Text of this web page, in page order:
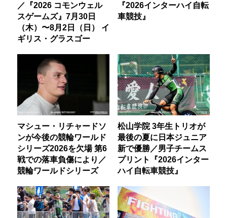
／『2026 コモンウェル
スゲームズ』7月30日
（木）〜8月2日（日） イ
ギリス・グラスゴー
『2026インターハイ自転
車競技』
マシュー・リチャードソ
ンが今後の競輪ワールド
シリーズ2026を欠場 第6
戦での落車負傷により／
競輪ワールドシリーズ
松山学院 3年生トリオが
最後の夏に日本ジュニア
新で優勝／男子チームス
プリント『2026インター
ハイ自転車競技』